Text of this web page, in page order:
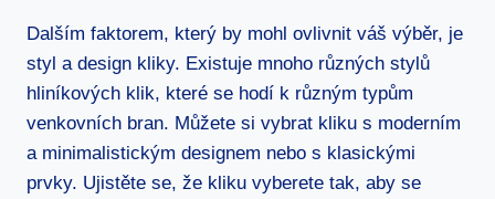
Dalším faktorem, který by mohl ovlivnit váš ‌výběr, je
styl a design kliky. Existuje mnoho ⁤různých‌ stylů
hliníkových klik, které se hodí k různým typům
venkovních bran. Můžete⁢ si vybrat kliku s moderním
a minimalistickým⁣ designem nebo s klasickými
prvky. Ujistěte se,‌ že ⁣kliku vyberete tak, aby se